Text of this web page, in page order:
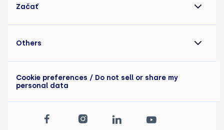
Začať
Others
Cookie preferences / Do not sell or share my
personal data